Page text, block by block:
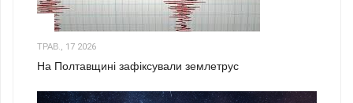
ТРАВ., 17 2026
На Полтавщині зафіксували землетрус